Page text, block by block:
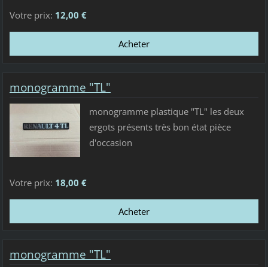
Votre prix: 12,00 €
monogramme "TL"
monogramme plastique "TL" les deux
ergots présents très bon état pièce
d'occasion
Votre prix: 18,00 €
monogramme "TL"